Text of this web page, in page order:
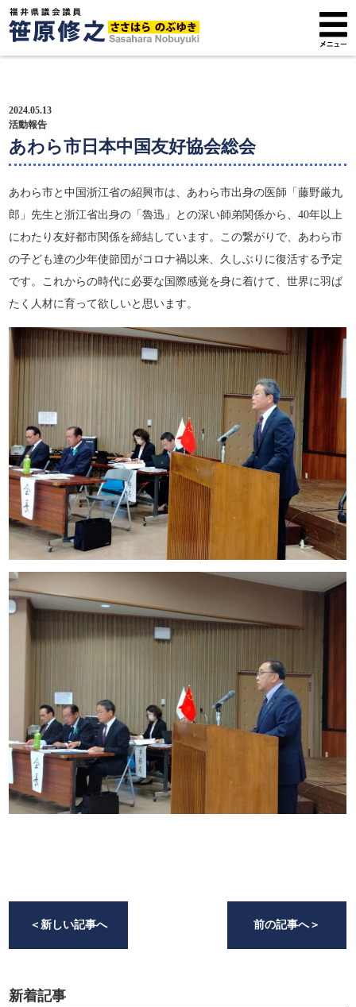
プロフィール
政策方針
活動報告
広報紙
サポーター募集
2024.05.13
活動報告
あわら市日本中国友好協会総会
あわら市と中国浙江省の紹興市は、あわら市出身の医師「藤野厳九
郎」先生と浙江省出身の「魯迅」との深い師弟関係から、40年以上
にわたり友好都市関係を締結しています。この繋がりで、あわら市
の子ども達の少年使節団がコロナ禍以来、久しぶりに復活する予定
です。これからの時代に必要な国際感覚を身に着けて、世界に羽ば
たく人材に育って欲しいと思います。
前の記事へ＞
＜新しい記事へ
新着記事